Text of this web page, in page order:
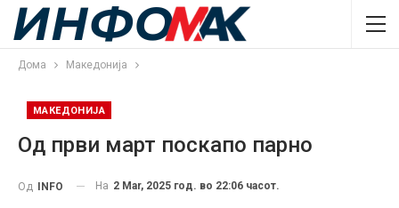
Дома Македонија
МАКЕДОНИЈА
Од први март поскапо парно
Од INFO На 2 Mar, 2025 год. во 22:06 часот.